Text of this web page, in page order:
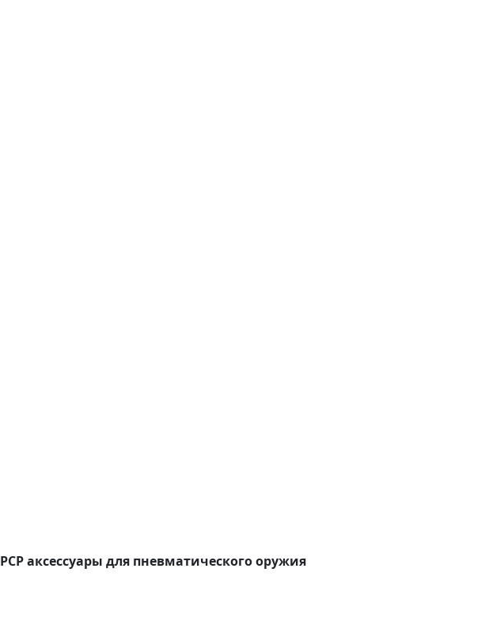
PCP аксессуары для пневматического оружия